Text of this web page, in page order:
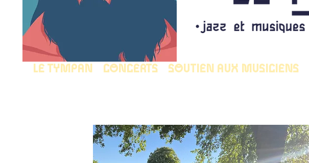
LE TYMPAN CONCERTS SOUTIEN AUX MUSICIENS